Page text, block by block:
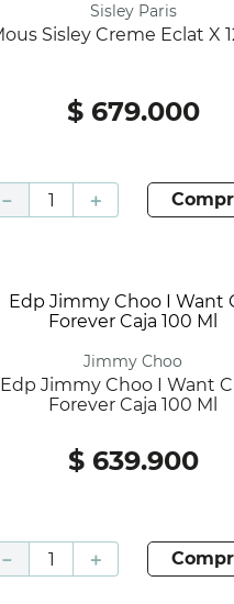
Sisley Paris
Mous Sisley Creme Eclat X
$ 679.000
＋
－
Jimmy Choo
Edp Jimmy Choo I Want Choo
Forever Caja 100 Ml
$ 639.900
＋
－